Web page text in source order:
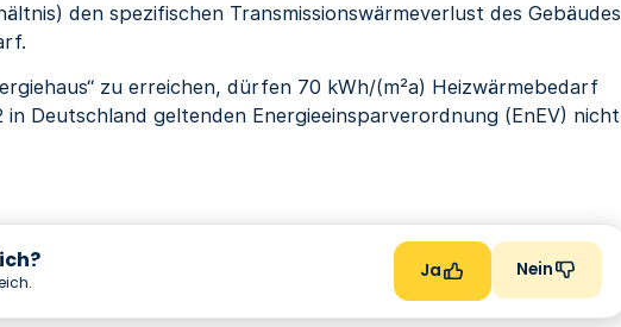
den spezifischen Transmissionswärmeverlust des Gebäudes
zu erreichen, dürfen 70 kWh/(m²a) Heizwärmebedarf
in Deutschland geltenden Energieeinsparverordnung (EnEV) nicht
Ja Nein